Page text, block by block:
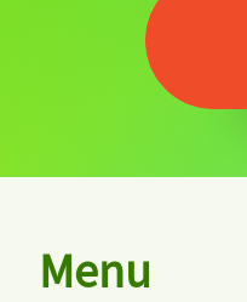
Menu